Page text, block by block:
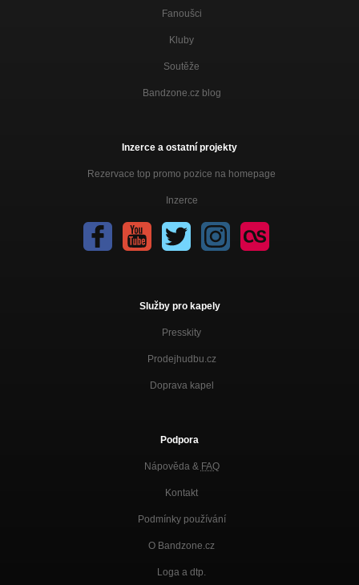
Fanoušci
Kluby
Soutěže
Bandzone.cz blog
Inzerce a ostatní projekty
Rezervace top promo pozice na homepage
Inzerce
Služby pro kapely
Presskity
Prodejhudbu.cz
Doprava kapel
Podpora
Nápověda & FAQ
Kontakt
Podmínky používání
O Bandzone.cz
Loga a dtp.